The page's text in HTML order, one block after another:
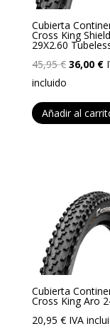
Cubierta
Cross King
29X2.60
45,95€ El
original
era:
36,00 €El
incluido
Añadir al
Cubierta
Cross King Aro
20,95 € IVA